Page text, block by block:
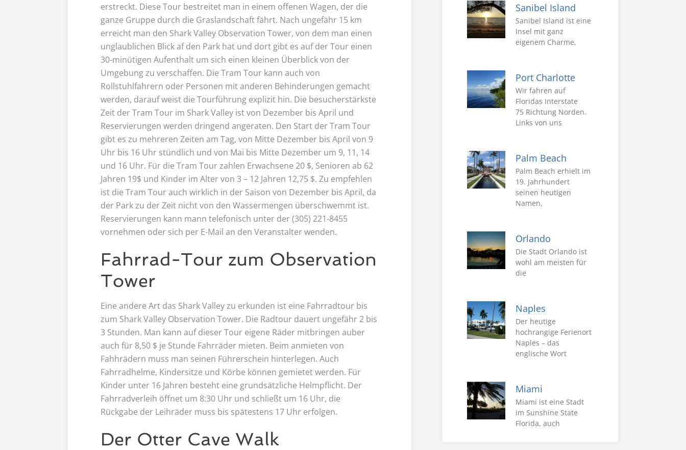
erstreckt. Diese Tour bestreitet man in einem offenen Wagen, der die
ganze Gruppe durch die Graslandschaft fährt. Nach ungefähr 15 km
erreicht man den Shark Valley Observation Tower, von dem man einen
unglaublichen Blick af den Park hat und dort gibt es auf der Tour einen
30-minütigen Aufenthalt um sich einen kleinen Überblick von der
Umgebung zu verschaffen. Die Tram Tour kann auch von
Rollstuhlfahrern oder Personen mit anderen Behinderungen gemacht
werden, darauf weist die Tourführung explizit hin. Die besucherstärkste
Zeit der Tram Tour im Shark Valley ist von Dezember bis April und
Reservierungen werden dringend angeraten. Den Start der Tram Tour
gibt es zu mehreren Zeiten am Tag, von Mitte Dezember bis April von 9
Uhr bis 16 Uhr stündlich und von Mai bis Mitte Dezember um 9, 11, 14
und 16 Uhr. Für die Tram Tour zahlen Erwachsene 20 $, Senioren ab 62
Jahren 19$ und Kinder im Alter von 3 – 12 Jahren 12,75 $. Zu empfehlen
ist die Tram Tour auch wirklich in der Saison von Dezember bis April, da
der Park zu der Zeit nicht von den Wassermengen überschwemmt ist.
Reservierungen kann mann telefonisch unter der (305) 221-8455
vornehmen oder sich per E-Mail an den Veranstalter wenden.
Fahrrad-Tour zum Observation
Tower
Eine andere Art das Shark Valley zu erkunden ist eine Fahrradtour bis
zum Shark Valley Observation Tower. Die Radtour dauert ungefähr 2 bis
3 Stunden. Man kann auf dieser Tour eigene Räder mitbringen auber
auch für 8,50 $ je Stunde Fahrräder mieten. Beim anmieten von
Fahhrädern muss man seinen Führerschein hinterlegen. Auch
Fahrradhelme, Kindersitze und Körbe können gemietet werden. Für
Kinder unter 16 Jahren besteht eine grundsätzliche Helmpflicht. Der
Fahrradverleih öffnet um 8:30 Uhr und schließt um 16 Uhr, die
Rückgabe der Leihräder muss bis spätestens 17 Uhr erfolgen.
Der Otter Cave Walk
Sanibel Island
Sanibel Island ist eine
Insel mit ganz
eigenem Charme,
Port Charlotte
Wir fahren auf
Floridas Interstate
75 Richtung Norden.
Links von uns
Palm Beach
Palm Beach erhielt im
19. Jahrhundert
seinen heutigen
Namen,
Orlando
Die Stadt Orlando ist
wohl am meisten für
die
Naples
Der heutige
hochrangige Ferienort
Naples – das
englische Wort
Miami
Miami ist eine Stadt
im Sunshine State
Florida, auch